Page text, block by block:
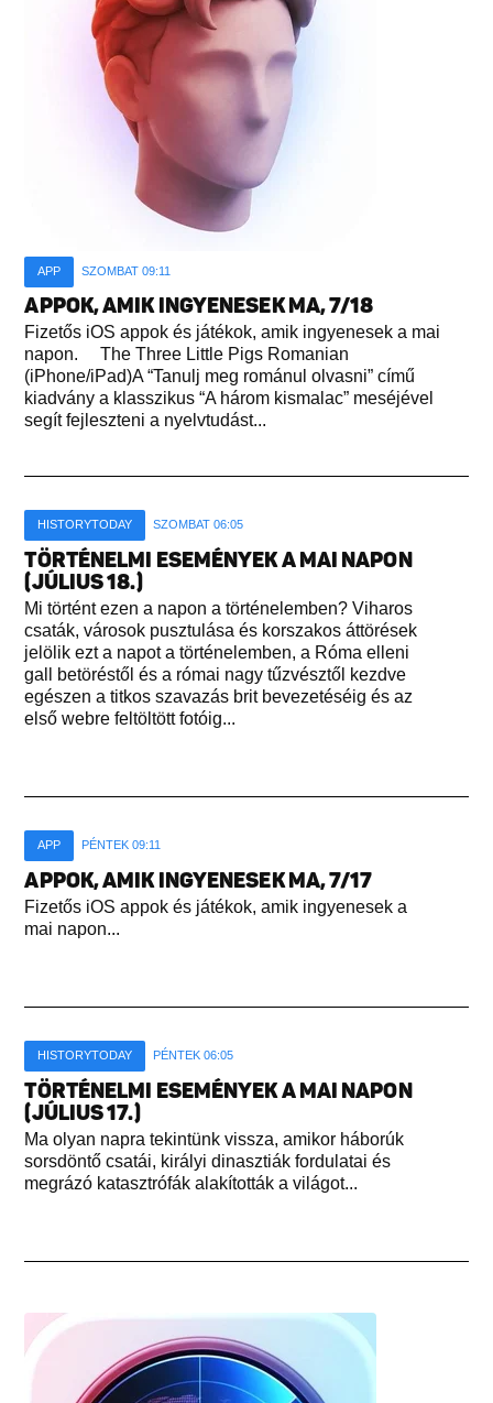
APP SZOMBAT 09:11
APPOK, AMIK INGYENESEK MA, 7/18
Fizetős iOS appok és játékok, amik ingyenesek a mai
napon. The Three Little Pigs Romanian
(iPhone/iPad)A “Tanulj meg románul olvasni” című
kiadvány a klasszikus “A három kismalac” meséjével
segít fejleszteni a nyelvtudást...
HISTORYTODAY SZOMBAT 06:05
TÖRTÉNELMI ESEMÉNYEK A MAI NAPON
(JÚLIUS 18.)
Mi történt ezen a napon a történelemben? Viharos
csaták, városok pusztulása és korszakos áttörések
jelölik ezt a napot a történelemben, a Róma elleni
gall betöréstől és a római nagy tűzvésztől kezdve
egészen a titkos szavazás brit bevezetéséig és az
első webre feltöltött fotóig...
APP PÉNTEK 09:11
APPOK, AMIK INGYENESEK MA, 7/17
Fizetős iOS appok és játékok, amik ingyenesek a
mai napon...
HISTORYTODAY PÉNTEK 06:05
TÖRTÉNELMI ESEMÉNYEK A MAI NAPON
(JÚLIUS 17.)
Ma olyan napra tekintünk vissza, amikor háborúk
sorsdöntő csatái, királyi dinasztiák fordulatai és
megrázó katasztrófák alakították a világot...